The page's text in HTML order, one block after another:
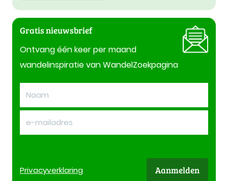
Gratis nieuwsbrief
Ontvang één keer per maand
wandelinspiratie van WandelZoekpagina
Privacyverklaring Aanmelden